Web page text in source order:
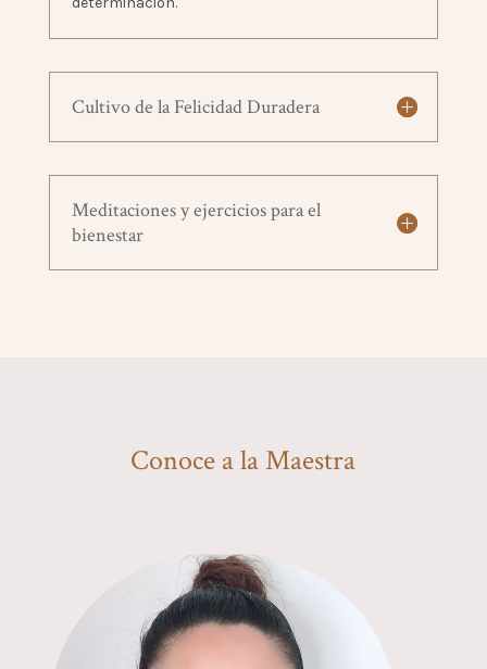
Cultivo de la Felicidad Duradera
Meditaciones y ejercicios para el
bienestar
Conoce a la Maestra